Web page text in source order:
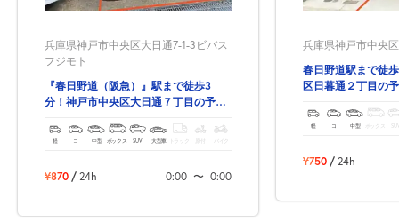
兵庫県神戸市中央区大日通7-1-3ビバス
フジモト
『春日野道（阪急）』駅まで徒歩3
分！神戸市中央区大日通７丁目の予約
軽 コ 中型 ボックス SUV 大型車 トラック バイク
¥870 / 24h 0:00 〜 0:00
兵庫県神戸市中央
春日野道駅まで徒
区日暮通２丁目の
軽 コ 中型 ボックス
¥750 / 24h